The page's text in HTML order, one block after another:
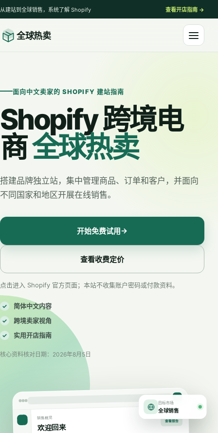
从建站到全球销售，系统了解 Shopify 查看开店指南 →
全球热卖 打开
面向中文卖家的 SHOPIFY 建站指南
Shopify 跨境电
商全球热卖
搭建品牌独立站，集中管理商品、订单和客户，并面向
不同国家和地区开展在线销售。
开始免费试用→
查看收费定价
点击进入 Shopify 官方页面；本站不收集账户密码或付款资料。
✓ 简体中文内容
✓ 跨境卖家视角
✓ 实用开店指南
核心资料核对日期：2026年8月5日
热
销售概览
欢迎回来
查看报告
目标市场
全球销售